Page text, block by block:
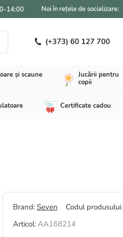
14:00 Noi în rețele de socializare:
(+373) 60 127 700
și scaune
Jucării pentru
copii
Certificate cadou
Brand: Seven Codul produsului:
Articol: AA168214